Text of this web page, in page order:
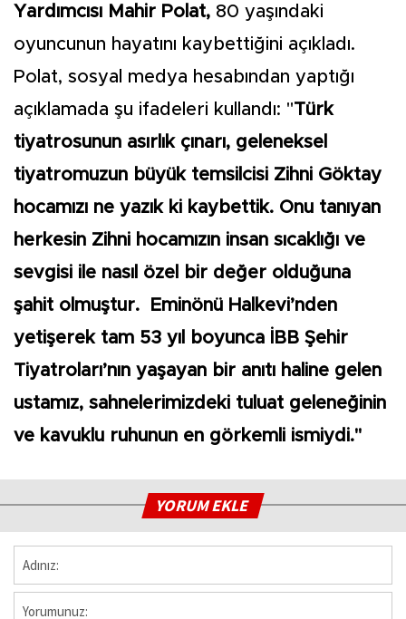
Yardımcısı Mahir Polat, 80 yaşındaki
oyuncunun hayatını kaybettiğini açıkladı.
Polat, sosyal medya hesabından yaptığı
açıklamada şu ifadeleri kullandı: "Türk
tiyatrosunun asırlık çınarı, geleneksel
tiyatromuzun büyük temsilcisi Zihni Göktay
hocamızı ne yazık ki kaybettik. Onu tanıyan
herkesin Zihni hocamızın insan sıcaklığı ve
sevgisi ile nasıl özel bir değer olduğuna
şahit olmuştur. Eminönü Halkevi’nden
yetişerek tam 53 yıl boyunca İBB Şehir
Tiyatroları’nın yaşayan bir anıtı haline gelen
ustamız, sahnelerimizdeki tuluat geleneğinin
ve kavuklu ruhunun en görkemli ismiydi."
YORUM EKLE